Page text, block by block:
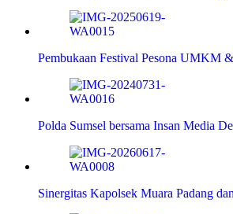
Pembukaan Festival Pesona UMKM
Polda Sumsel bersama Insan Media
Sinergitas Kapolsek Muara Padang